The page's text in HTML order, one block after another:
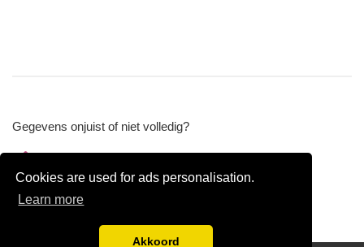
Cookies are used for ads personalisation.
Learn more
Akkoord
Gegevens onjuist of niet volledig?